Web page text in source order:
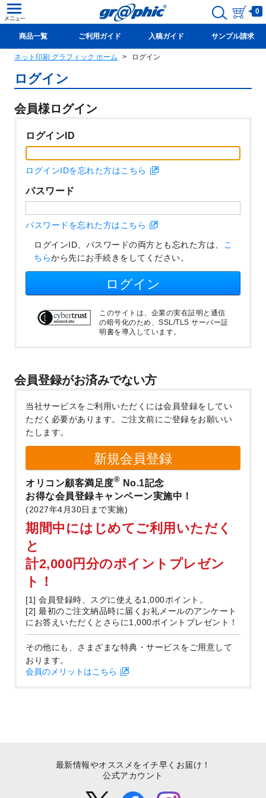
0
商品一覧 ご利用ガイド 入稿ガイド サンプル請求
新規会員登録(無料)
ネット印刷 グラフィック ホーム ログイン
ログイン
会員様ログイン
ログインID
ログインIDを忘れた方はこちら
パスワード
パスワードを忘れた方はこちら
ログインID、パスワードの両方とも忘れた方は、 こ
ちらから先にお手続きをしてください。
ログイン
このサイトは、企業の実在証明と通信
の暗号化のため、SSL/TLS サーバー証
明書を導入しています。
会員登録がお済みでない方
当社サービスをご利用いただくには会員登録をしてい
ただく必要があります。
ご注文前にご登録をお願いい
たします。
新規会員登録
オリコン顧客満足度® No.1記念
お得な会員登録キャンペーン実施中！
(2027年4月30日まで実施)
期間中にはじめてご利用いただく
と
計2,000円分のポイントプレゼン
ト！
[1] 会員登録時、スグに使える1,000ポイント。
[2] 最初のご注文納品時に届くお礼メールのアンケート
にお答えいただくとさらに1,000ポイントプレゼント！
その他にも、さまざまな特典・サービスをご用意して
おります。
会員のメリットはこちら
最新情報やオススメをイチ早くお届け！
公式アカウント